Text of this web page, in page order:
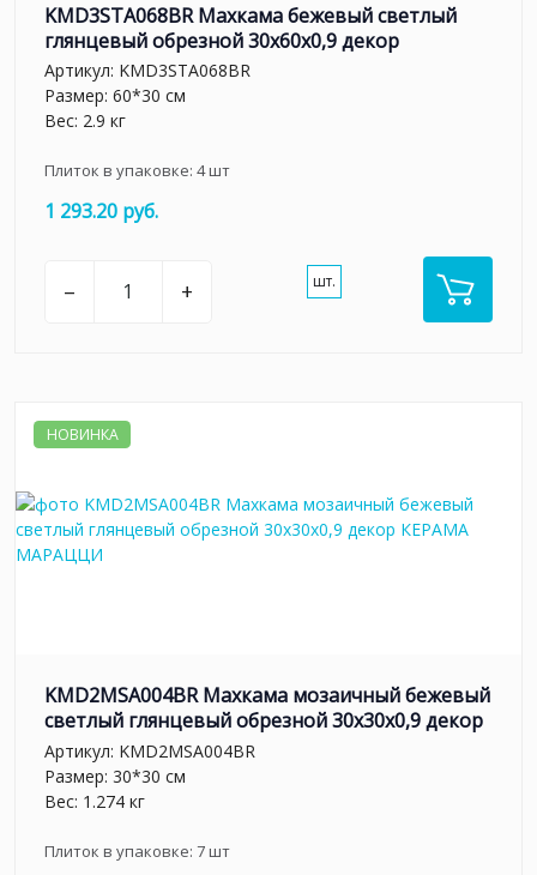
KMD3STA068BR Махкама бежевый светлый
глянцевый обрезной 30x60x0,9 декор
Артикул: KMD3STA068BR
Размер: 60*30 см
Вес: 2.9 кг
Плиток в упаковке: 4шт
1 293.20 руб.
– + шт.
НОВИНКА
KMD2MSA004BR Махкама мозаичный бежевый
светлый глянцевый обрезной 30x30x0,9 декор
Артикул: KMD2MSA004BR
Размер: 30*30 см
Вес: 1.274 кг
Плиток в упаковке: 7шт